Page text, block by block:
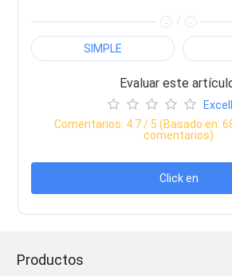
/
SIMPLE
Evaluar este
Comentarios: 4.7/ 5 (Basado en:
comentarios)
Click en
Productos